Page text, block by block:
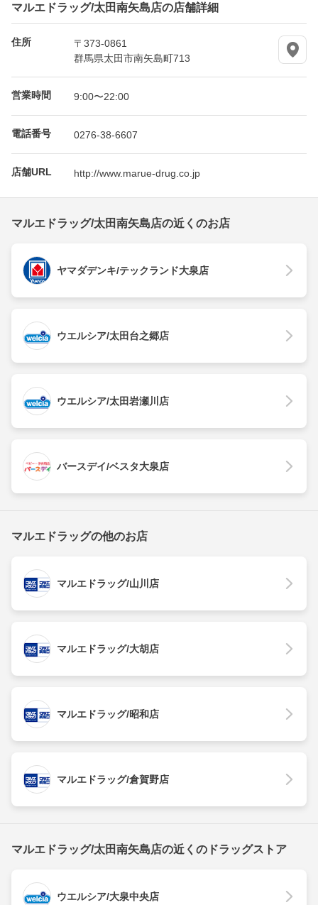
マルエドラッグ/太田南矢島店の店舗詳細
住所
〒373-0861
群馬県太田市南矢島町713
営業時間 9:00〜22:00
電話番号 0276-38-6607
店舗URL http://www.marue-drug.co.jp
マルエドラッグ/太田南矢島店の近くのお店
ヤマダデンキ/テックランド大泉店
ウエルシア/太田台之郷店
ウエルシア/太田岩瀬川店
バースデイ/ベスタ大泉店
マルエドラッグの他のお店
マルエドラッグ/山川店
マルエドラッグ/大胡店
マルエドラッグ/昭和店
マルエドラッグ/倉賀野店
マルエドラッグ/太田南矢島店の近くのドラッグストア
ウエルシア/大泉中央店